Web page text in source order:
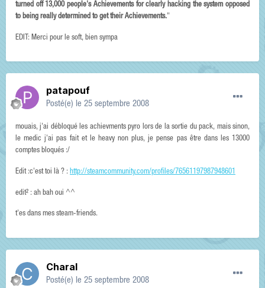
turned off 13,000 people's Achievements for clearly hacking the system opposed
to being really determined to get their Achievements."
EDIT: Merci pour le soft, bien sympa
patapouf
Posté(e) le 25 septembre 2008
mouais, j'ai débloqué les achievments pyro lors de la sortie du pack, mais sinon,
le medic j'ai pas fait et le heavy non plus, je pense pas être dans les 13000
comptes bloqués :/
Edit :c'est toi là ? : http://steamcommunity.com/profiles/76561197987948601
edit² : ah bah oui ^^
t'es dans mes steam-friends.
Charal
Posté(e) le 25 septembre 2008